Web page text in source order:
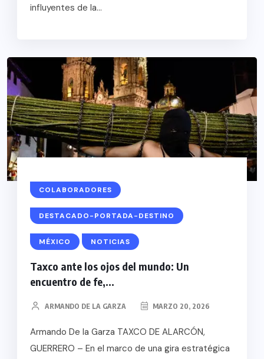
influyentes de la...
COLABORADORES
DESTACADO-PORTADA-DESTINO
MÉXICO NOTICIAS
Taxco ante los ojos del mundo: Un
encuentro de fe,...
ARMANDO DE LA GARZA MARZO 20, 2026
Armando De la Garza TAXCO DE ALARCÓN,
GUERRERO – En el marco de una gira estratégica